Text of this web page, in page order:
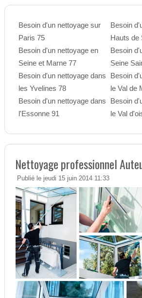
Besoin d'un nettoyage sur
Paris 75
Besoin d'un nettoyage en
Seine et Marne 77
Besoin d'un nettoyage dans
les Yvelines 78
Besoin d'un nettoyage dans
l'Essonne 91
Besoin
Hauts de
Besoin
Seine
Besoin
le Val de
Besoin
le Val
Nettoyage professionnel
Publié le jeudi 15 juin 2014 11:33